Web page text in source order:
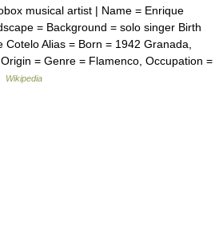
musical artist | Name = Enrique
= Background = solo singer Birth
Alias = Born = 1942 Granada,
= Genre = Flamenco, Occupation =
Wikipedia